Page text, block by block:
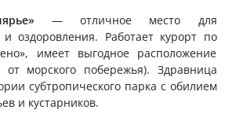
— отличное место для
оздоровления. Работает курорт по
имеет выгодное расположение
морского побережья). Здравница
субтропического парка с обилием
и кустарников.